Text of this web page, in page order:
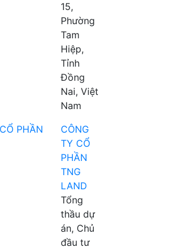
15,
Phường
Tam
Hiệp,
Tỉnh
Đồng
Nai, Việt
Nam
CÔNG
TY CỔ
PHẦN
TNG
LAND
Tổng
thầu dự
án, Chủ
đầu tư